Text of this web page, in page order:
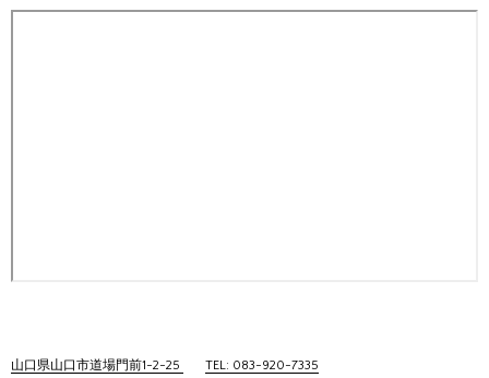
山口県山口市道場門前1-2-25 TEL: 083-920-7335